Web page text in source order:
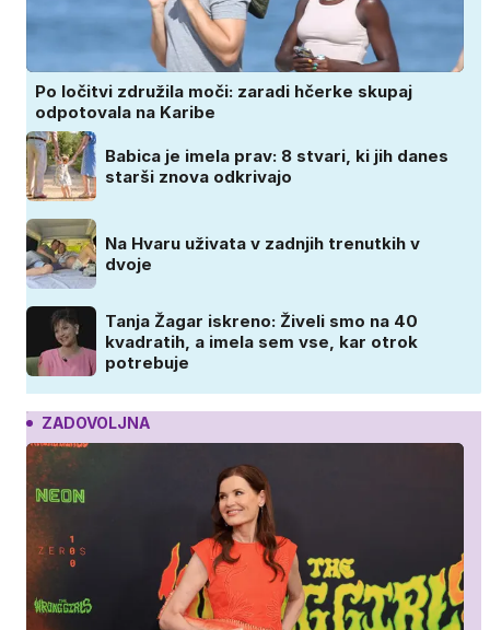
Po ločitvi združila moči: zaradi hčerke skupaj
odpotovala na Karibe
Babica je imela prav: 8 stvari, ki jih danes
starši znova odkrivajo
Na Hvaru uživata v zadnjih trenutkih v
dvoje
Tanja Žagar iskreno: Živeli smo na 40
kvadratih, a imela sem vse, kar otrok
potrebuje
ZADOVOLJNA